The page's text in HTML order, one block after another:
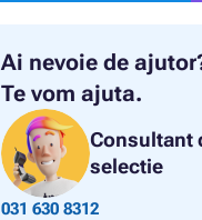
Ai nevoie de
Te vom ajuta.
Consultant
selectie
031 630 8312